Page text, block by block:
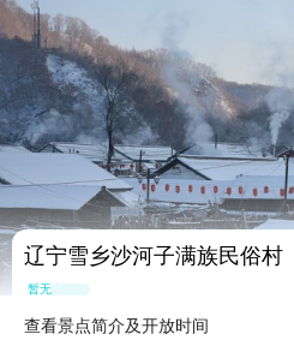
辽宁雪乡沙河子满族民俗村
暂无点评
查看景点简介及开放时间
